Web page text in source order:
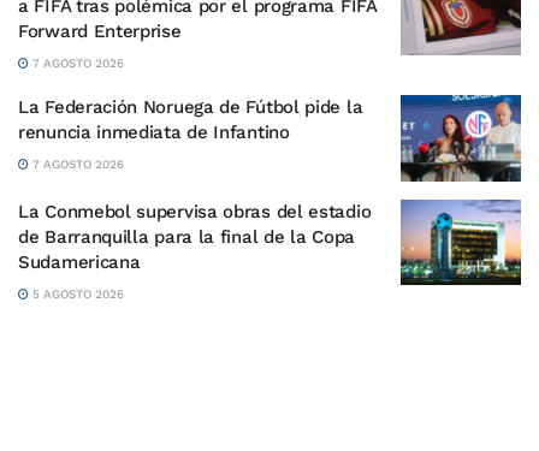
a FIFA tras polémica por el programa FIFA
Forward Enterprise
7 AGOSTO 2026
La Federación Noruega de Fútbol pide la
renuncia inmediata de Infantino
7 AGOSTO 2026
La Conmebol supervisa obras del estadio
de Barranquilla para la final de la Copa
Sudamericana
5 AGOSTO 2026